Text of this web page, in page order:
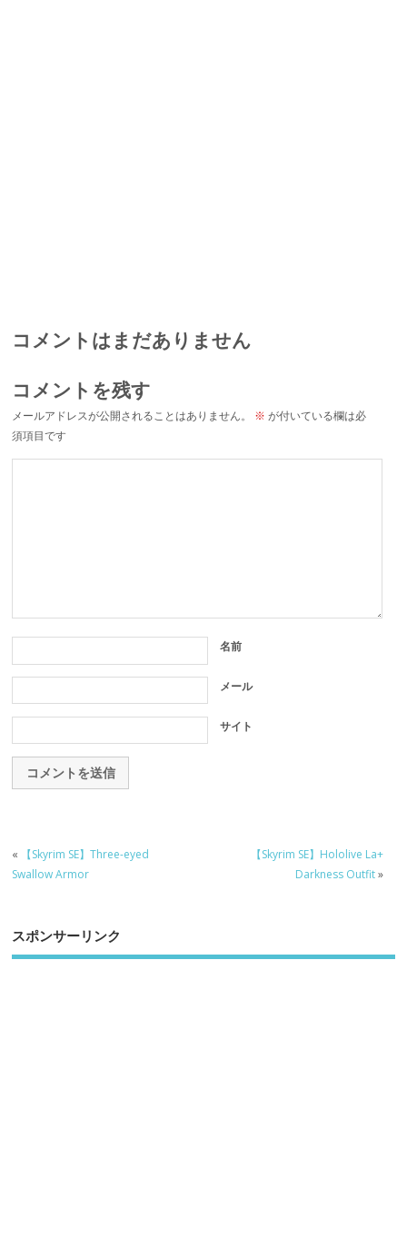
コメントはまだありません
コメントを残す
メールアドレスが公開されることはありません。 ※ が付いている欄は必
須項目です
名前
メール
サイト
«
【Skyrim SE】Three-eyed
Swallow Armor
【Skyrim SE】Hololive La+
Darkness Outfit»
スポンサーリンク